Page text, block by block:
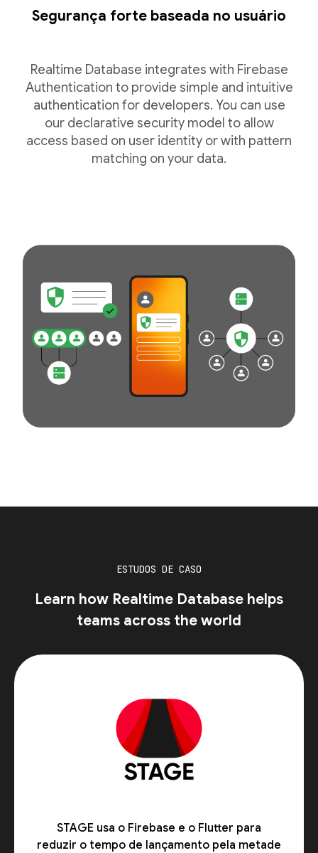
Segurança forte baseada no usuário
Realtime Database integrates with Firebase
Authentication to provide simple and intuitive
authentication for developers. You can use
our declarative security model to allow
access based on user identity or with pattern
matching on your data.
ESTUDOS DE CASO
Learn how Realtime Database helps
teams across the world
STAGE usa o Firebase e o Flutter para
reduzir o tempo de lançamento pela metade